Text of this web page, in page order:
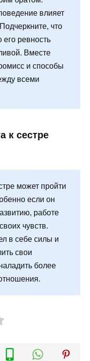
влияет
что
его ревность
Вместе
и способы
всеми
к сестре
может пройти
если он
работе
чувств.
в себе силы и
свои
более